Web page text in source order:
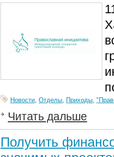
Новости, Отделы, Приходы,
Читать дальше
Получить